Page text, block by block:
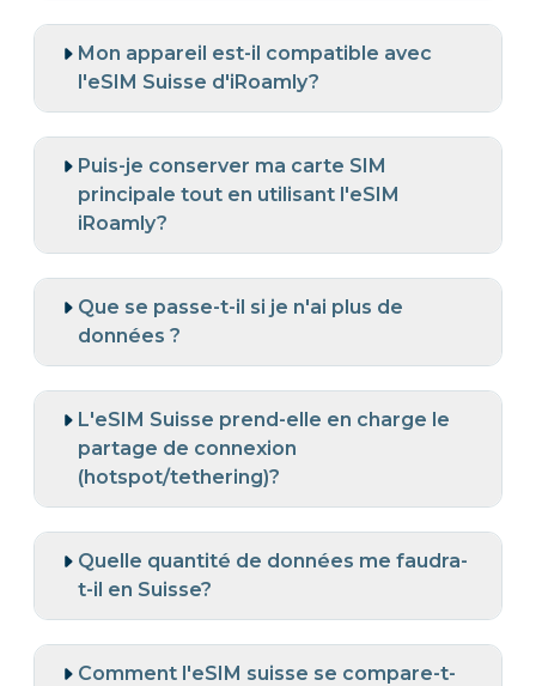
Mon appareil est-il compatible avec
l'eSIM Suisse d'iRoamly?
Puis-je conserver ma carte SIM
principale tout en utilisant l'eSIM
iRoamly?
Que se passe-t-il si je n'ai plus de
données ?
L'eSIM Suisse prend-elle en charge le
partage de connexion
(hotspot/tethering)?
Quelle quantité de données me faudra-
t-il en Suisse?
Comment l'eSIM suisse se compare-t-